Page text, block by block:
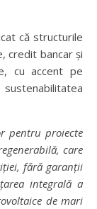
că structurile
credit bancar și
cu accent pe
pentru proiecte
ă, care
ției, fără garanții
țarea integralăa
de mari